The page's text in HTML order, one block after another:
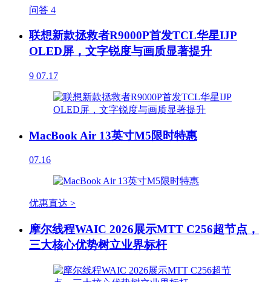
问答 4
联想新款拯救者R9000P首发TCL华星IJP
OLED屏，文字锐度与画质显著提升
9 07.17
MacBook Air 13英寸M5限时特惠
07.16
优惠直达 >
摩尔线程WAIC 2026展示MTT C256超节点，
三大核心优势树立业界标杆